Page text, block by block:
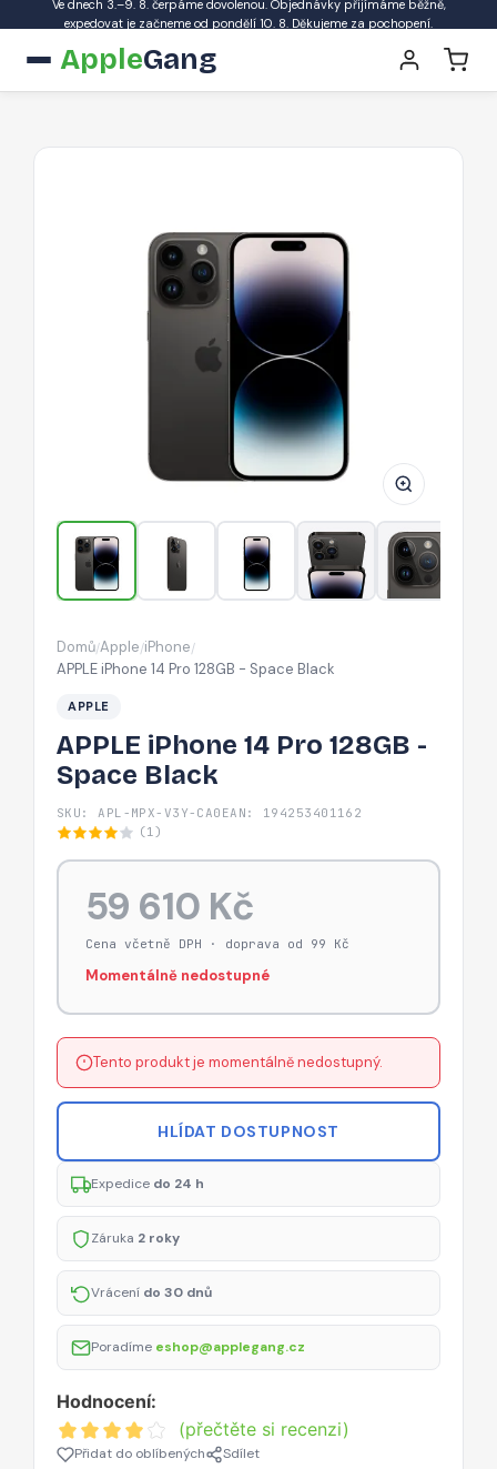
Ve dnech 3.–9. 8. čerpáme dovolenou. Objednávky přijímáme běžně,
expedovat je začneme od pondělí 10. 8. Děkujeme za pochopení.
AppleGang
APPLE
iPhone
14
Pro
Space
Black
Domů/Apple/iPhone/
APPLE iPhone 14 Pro 128GB - Space Black
APPLE
APPLE iPhone 14 Pro 128GB -
Space Black
SKU: APL-MPX-V3Y-CA0 EAN: 194253401162
(1)
59 610 Kč
Cena včetně DPH · doprava od 99 Kč
Momentálně nedostupné
Tento produkt je momentálně nedostupný.
HLÍDAT DOSTUPNOST
Expedice do 24 h
Záruka 2 roky
Vrácení do 30 dnů
Poradíme eshop@applegang.cz
Hodnocení:
(přečtěte si recenzi)
Přidat do oblíbených Sdílet